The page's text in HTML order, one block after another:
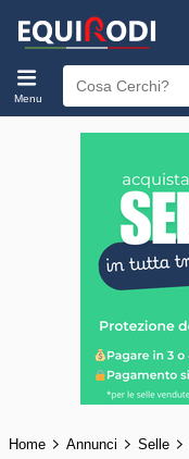
Menu
Home Annunci Selle